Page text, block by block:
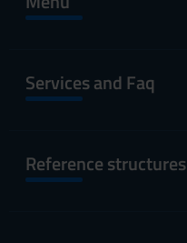
Services and Faq
Reference structures